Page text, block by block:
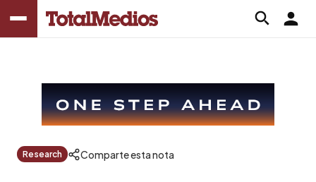
Research Comparte esta nota